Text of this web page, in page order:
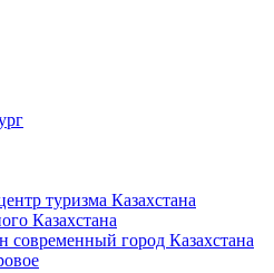
туризма Казахстана
Казахстана
современный город Казахстана